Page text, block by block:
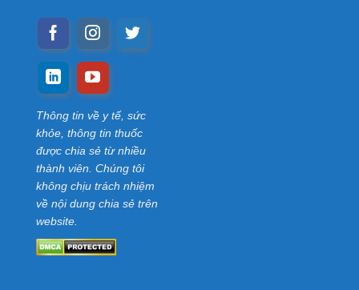
Thông tin về y tế, sức
khỏe, thông tin thuốc
được chia sẻ từ nhiều
thành viên. Chúng tôi
không chịu trách nhiệm
về nội dung chia sẻ trên
website.